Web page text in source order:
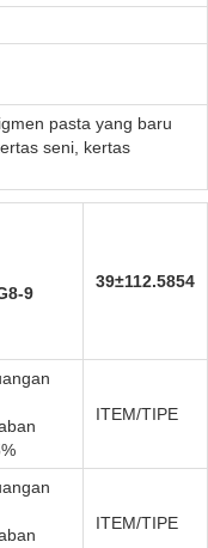
pasta yang baru
seni, kertas
8-9
39±112.5854
ITEM/TIPE
ITEM/TIPE